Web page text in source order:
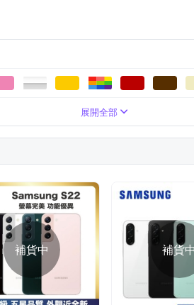
500萬以下6.8吋
展開全部
補貨中 補貨中